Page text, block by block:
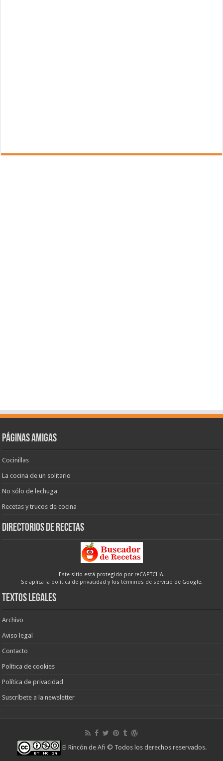
Páginas amigas
Cocinillas
La cocina de un solitario
No sólo de lechuga
Recetas y trucos de cocina
Directorios de recetas
Este sitio está protegido por reCAPTCHA.
Se aplica la política de privacidad y los términos de servicio de Google.
Textos legales
Archivo
Aviso legal
Contacto
Política de cookies
Política de privacidad
Suscríbete a la newsletter
El Rincón de Afi © Todos los derechos reservados.